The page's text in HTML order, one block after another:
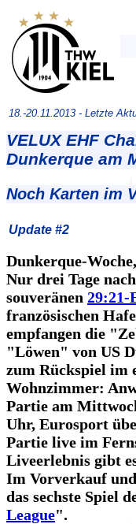
18.-20.11.2013 - Letzte
VELUX EHF
Dunkerque am
Noch Karten im
Update #2
Dunkerque-
Nur drei Tage
souveränen 29:21-
französischen
empfangen die
"Löwen" von US
zum Rückspiel im
Wohnzimmer:
Partie am
Uhr, Eurosport
Partie live im
Liveerlebnis gibt
Im Vorverkauf
das sechste Spiel
League".